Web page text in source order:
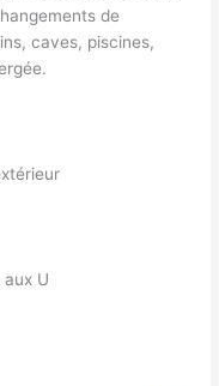
de
caves, piscines,
aux U